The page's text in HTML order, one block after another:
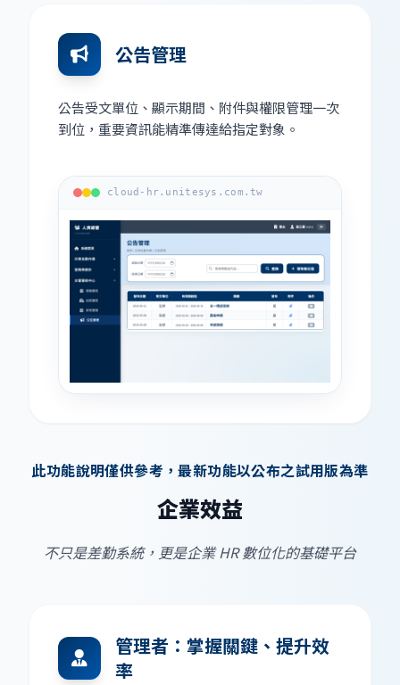
公告管理
公告受文單位、顯示期間、附件與權限管理一次
到位，重要資訊能精準傳達給指定對象。
cloud-hr.unitesys.com.tw
此功能說明僅供參考，最新功能以公布之試用版為準
企業效益
不只是差勤系統，更是企業 HR 數位化的基礎平台
管理者：掌握關鍵、提升效
率